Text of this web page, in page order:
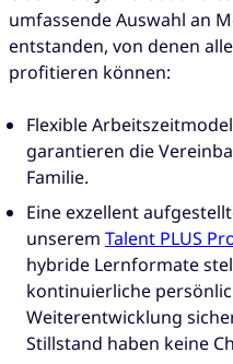
umfassende Auswahl an
entstanden, von denen
profitieren können:
Flexible
garantieren die
Familie.
Eine exzellent
unserem Talent PLUS
hybride Lernformate
kontinuierliche
Weiterentwicklung
Stillstand haben keine